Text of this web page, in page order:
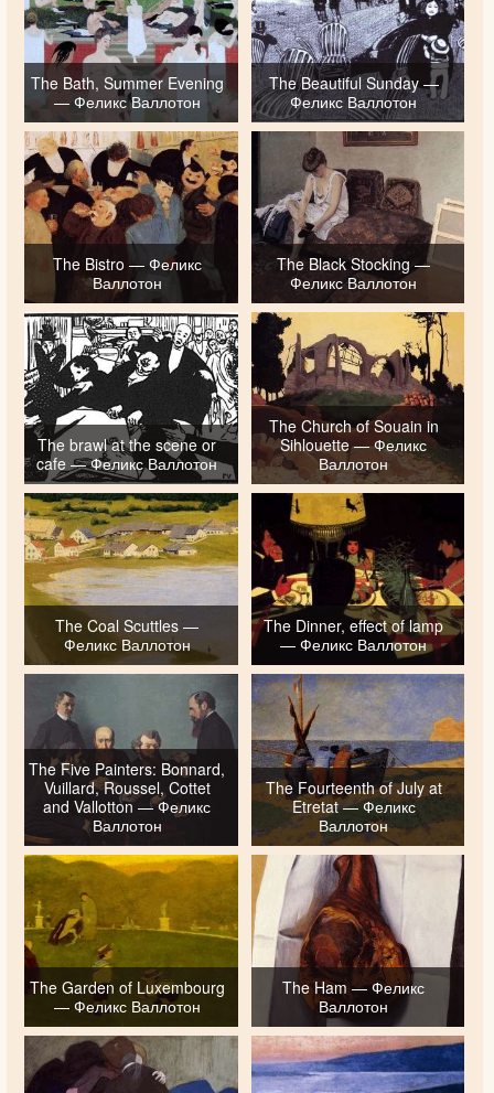
The Bath, Summer Evening
— Феликс Валлотон
The Beautiful Sunday —
Феликс Валлотон
The Bistro — Феликс
Валлотон
The Black Stocking —
Феликс Валлотон
The brawl at the scene or
cafe — Феликс Валлотон
The Church of Souain in
Sihlouette — Феликс
Валлотон
The Coal Scuttles —
Феликс Валлотон
The Dinner, effect of lamp
— Феликс Валлотон
The Five Painters: Bonnard,
Vuillard, Roussel, Cottet
and Vallotton — Феликс
Валлотон
The Fourteenth of July at
Etretat — Феликс
Валлотон
The Garden of Luxembourg
— Феликс Валлотон
The Ham — Феликс
Валлотон